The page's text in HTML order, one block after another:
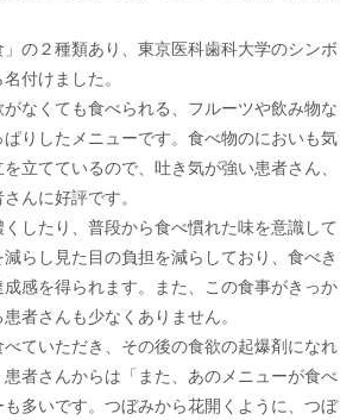
」の２種類あり、東京医科歯科大学のシンボ
付けました。
がなくても食べられる、フルーツや飲み物な
りしたメニューです。食べ物のにおいも気
立てているので、吐き気が強い患者さん、
んに好評です。
くしたり、普段から食べ慣れた味を意識して
らし見た目の負担を減らしており、食べき
感を得られます。また、この食事がきっか
者さんも少なくありません。
ていただき、その後の食欲の起爆剤になれ
者さんからは「また、あのメニューが食べ
多いです。つぼみから花開くように、つぼ